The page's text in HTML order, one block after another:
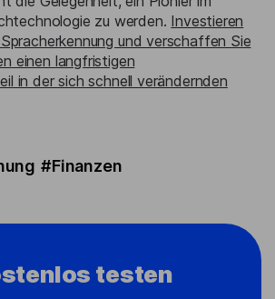
zu werden. Investieren
und verschaffen Sie
einen langfristigen
in der sich schnell verändernden
#Finanzen
testen